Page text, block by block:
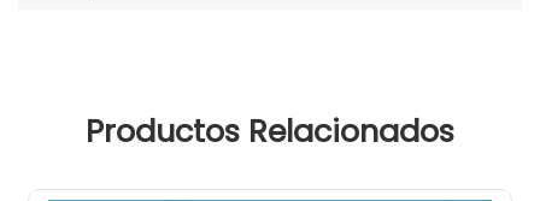
Productos Relacionados